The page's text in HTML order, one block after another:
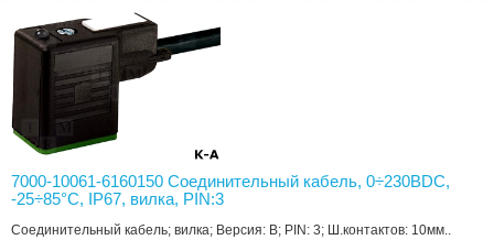
7000-10061-6160150 Соединительный кабель, 0÷230ВDC,
-25÷85°C, IP67, вилка, PIN:3
Соединительный кабель; вилка; Версия: B; PIN: 3; Ш.контактов: 10мм..